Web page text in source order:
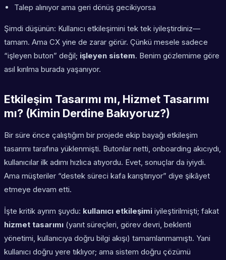
Talep alınıyor ama geri dönüş gecikiyorsa
Şimdi düşünün: Kullanıcı etkileşimini tek tek iyileştirdiniz—
tamam. Ama CX yine de zarar görür. Çünkü mesele sadece
“işleyen buton” değil; işleyen sistem. Benim gözlemime göre
asıl kırılma burada yaşanıyor.
Etkileşim Tasarımı mı, Hizmet Tasarımı
mı? (Kimin Derdine Bakıyoruz?)
Bir süre önce çalıştığım bir projede ekip bayağı etkileşim
tasarımı tarafına yüklenmişti. Butonlar netti, onboarding akıcıydı,
kullanıcılar ilk adımı hızlıca atıyordu. Evet, sonuçlar da iyiydi.
Ama müşteriler “destek süreci kafa karıştırıyor” diye şikâyet
etmeye devam etti.
İşte kritik ayrım şuydu: kullanıcı etkileşimi iyileştirilmişti; fakat
hizmet tasarımı (yanıt süreçleri, görev devri, beklenti
yönetimi, kullanıcıya doğru bilgi akışı) tamamlanmamıştı. Yani
kullanıcı doğru yere tıklıyor; ama sistem doğru çözümü